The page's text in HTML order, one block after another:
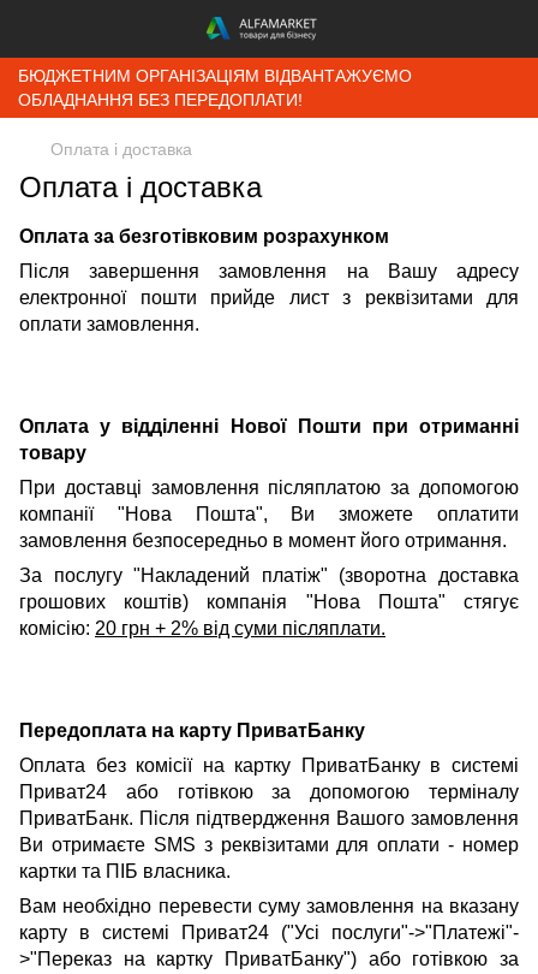
БЮДЖЕТНИМ ОРГАНІЗАЦІЯМ ВІДВАНТАЖУЄМО
ОБЛАДНАННЯ БЕЗ ПЕРЕДОПЛАТИ!
Оплата і доставка
Оплата і доставка
Оплата за безготівковим розрахунком
Після завершення замовлення на Вашу адресу
електронної пошти прийде лист з реквізитами для
оплати замовлення.
Оплата у відділенні Нової Пошти при отриманні
товару
При доставці замовлення післяплатою за допомогою
компанії "Нова Пошта", Ви зможете оплатити
замовлення безпосередньо в момент його отримання.
За послугу "Накладений платіж" (зворотна доставка
грошових коштів) компанія "Нова Пошта" стягує
комісію: 20 грн + 2% від суми післяплати.
Передоплата на карту ПриватБанку
Оплата без комісії на картку ПриватБанку в системі
Приват24 або готівкою за допомогою терміналу
ПриватБанк. Після підтвердження Вашого замовлення
Ви отримаєте SMS з реквізитами для оплати - номер
картки та ПІБ власника.
Вам необхідно перевести суму замовлення на вказану
карту в системі Приват24 ("Усі послуги"->"Платежі"-
>"Переказ на картку ПриватБанку") або готівкою за